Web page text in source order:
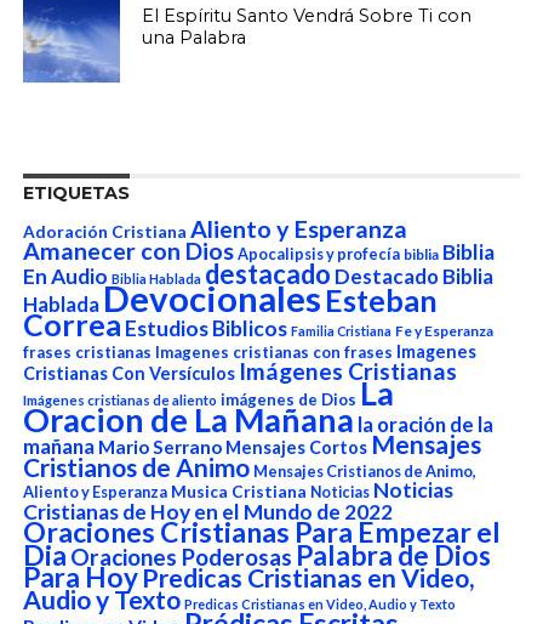
El Espíritu Santo Vendrá Sobre Ti con
una Palabra
ETIQUETAS
Adoración Cristiana Aliento y Esperanza
Amanecer con Dios Apocalipsis y profecía biblia Biblia
En Audio Biblia Hablada destacado Destacado Biblia
HabladaDevocionalesEsteban
Correa Estudios Biblicos Familia Cristiana Fe y Esperanza
frases cristianas Imagenes cristianas con frases Imagenes
Cristianas Con Versículos Imágenes Cristianas
Imágenes cristianas de aliento imágenes de Dios La
Oracion de La Mañana la oración de la
mañana Mario Serrano Mensajes Cortos Mensajes
Cristianos de Animo Mensajes Cristianos de Animo,
Aliento y Esperanza Musica Cristiana Noticias Noticias
Cristianas de Hoy en el Mundo de 2022
Oraciones Cristianas Para Empezar el
DiaOraciones Poderosas Palabra de Dios
Para Hoy Predicas Cristianas en Video,
Audio y Texto Predicas Cristianas en Video, Audio y Texto